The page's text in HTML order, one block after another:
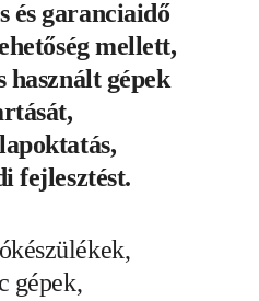
és garanciaidő
mellett,
használt gépek
fejlesztést.
gépek,